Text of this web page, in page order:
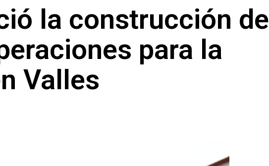
la construcción de
para la
Valles